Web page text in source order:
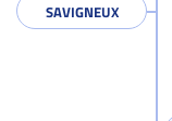
SAVIGNEUX